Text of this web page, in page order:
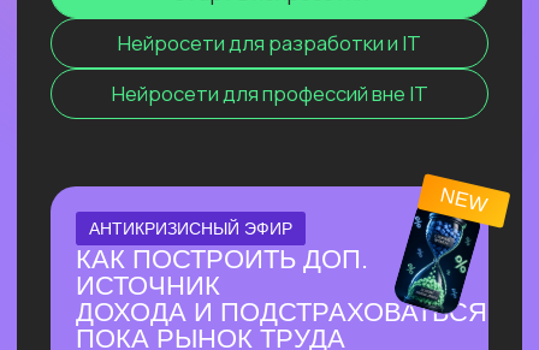
⚡ На практике разберём, как быстро
генерировать визуал под свои задачи с
помощью Перплексити и других
нейросетей.
Узнать подробнее
НОВЫЙ ПРАКТИКУМ
ПО КИТАЙСКИМ
НЕЙРОСЕТЯМ
Покажем лучшие модели, которые
обходят лидеров рынка
Узнать подробнее